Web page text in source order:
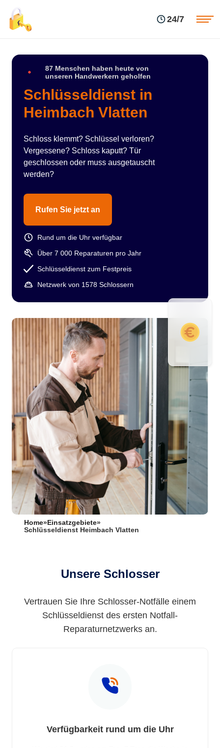
24/7
87 Menschen haben heute von
unseren Handwerkern geholfen
Schlüsseldienst in
Heimbach Vlatten
Schloss klemmt? Schlüssel verloren?
Vergessene? Schloss kaputt? Tür
geschlossen oder muss ausgetauscht
werden?
Rufen Sie jetzt an
Rund um die Uhr verfügbar
Über 7 000 Reparaturen pro Jahr
Schlüsseldienst zum Festpreis
Netzwerk von 1578 Schlossern
Home» Einsatzgebiete»
Schlüsseldienst Heimbach Vlatten
Unsere Schlosser
Vertrauen Sie Ihre Schlosser-Notfälle einem
Schlüsseldienst des ersten Notfall-
Reparaturnetzwerks an.
Verfügbarkeit rund um die Uhr